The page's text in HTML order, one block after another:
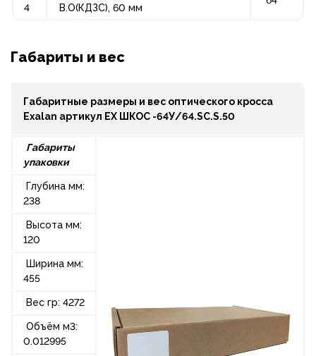
4 В.О(КДЗС), 60 мм
Габариты и вес
Габаритные размеры и вес оптического кросса
Exalan артикул ЕХ ШКОС -64У/64.SC.S.50
Габариты
упаковки
Глубина мм:
238
Высота мм:
120
Ширина мм:
455
Вес гр: 4272
Объём м3:
0.012995